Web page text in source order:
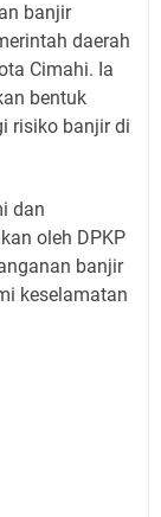
banjir
daerah
Cimahi. Ia
bentuk
risiko banjir di
dan
oleh DPKP
banjir
keselamatan